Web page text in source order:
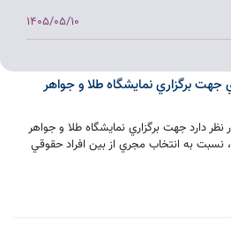
1405/05/10
تبریز با معاون وزیر صمت و استاندار
شهرک صنعتی ورزقان و تأکید بر توسعه
برگزاري نمايشگاه طلا و جواهر
دارد جهت برگزاري نمايشگاه طلا و جواهر
نسبت به انتخاب مجري از بين افراد حقوقي